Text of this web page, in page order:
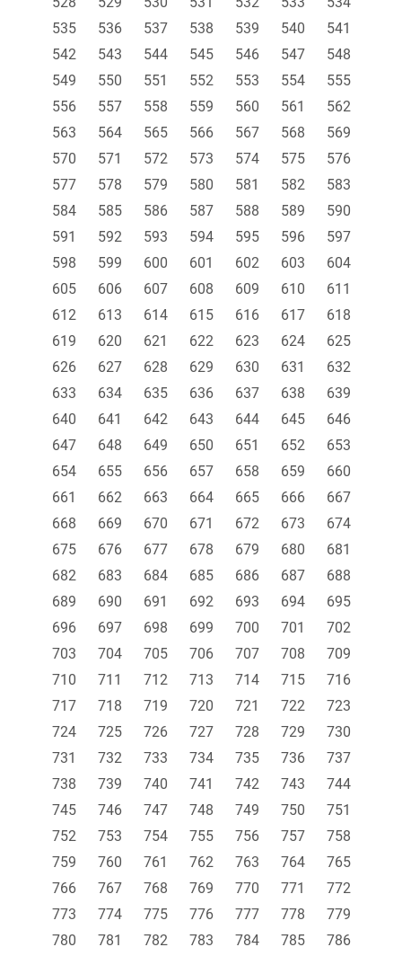
535
536 537 538 539 540
541
542
543 544 545 546 547
548
549
550 551 552 553 554
555
556
557 558 559 560 561
562
563
564 565 566 567 568
569
570
571 572 573 574 575
576
577
578 579 580 581 582
583
584
585 586 587 588 589
590
591
592 593 594 595 596
597
598
599 600 601 602 603
604
605
606 607 608 609 610
611
612
613 614 615 616 617
618
619
620 621 622 623 624
625
626
627 628 629 630 631
632
633
634 635 636 637 638
639
640
641 642 643 644 645
646
647
648 649 650 651 652
653
654
655 656 657 658 659
660
661
662 663 664 665 666
667
668
669 670 671 672 673
674
675
676 677 678 679 680
681
682
683 684 685 686 687
688
689
690 691 692 693 694
695
696
697 698 699 700 701
702
703
704 705 706 707 708
709
710
711 712 713 714 715
716
717
718 719 720 721 722
723
724
725 726 727 728 729
730
731
732 733 734 735 736
737
738
739 740 741 742 743
744
745
746 747 748 749 750
751
752
753 754 755 756 757
758
759
760 761 762 763 764
765
766
767 768 769 770 771
772
773
774 775 776 777 778
779
780
781 782 783 784 785
786